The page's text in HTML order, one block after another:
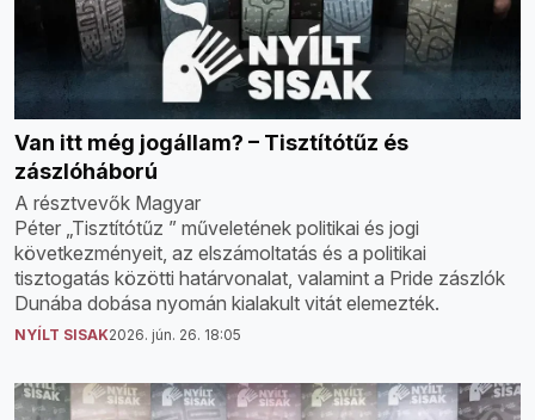
Van itt még jogállam? – Tisztítótűz és
zászlóháború
A résztvevők Magyar
Péter „Tisztítótűz ” műveletének politikai és jogi
következményeit, az elszámoltatás és a politikai
tisztogatás közötti határvonalat, valamint a Pride zászlók
Dunába dobása nyomán kialakult vitát elemezték.
NYÍLT SISAK2026. jún. 26. 18:05